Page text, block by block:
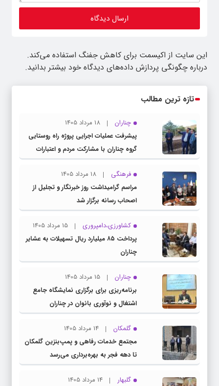
این سایت از اکیسمت برای کاهش جفنگ استفاده می‌کند.
درباره چگونگی پردازش داده‌های دیدگاه خود بیشتر بدانید.
تازه ترین مطالب
چناران
18 مرداد 1405
پیشرفت عملیات اجرایی پروژه راه روستایی
گروه چناران با مشارکت مردم و اعتبارات
دولتی
فرهنگی
18 مرداد 1405
مراسم گرامیداشت روز خبرنگار و تجلیل از
اصحاب رسانه برگزار شد
کشاورزی،دامپروری
15 مرداد 1405
پرداخت ۸۵ میلیارد ریال تسهیلات به عشایر
چناران
چناران
15 مرداد 1405
برنامه‌ریزی برای برگزاری نمایشگاه جامع
اشتغال و نوآوری بانوان در چناران
گلمکان
14 مرداد 1405
مجتمع خدمات رفاهی و پمپ‌بنزین گلمکان
تا دهه فجر به بهره‌برداری می‌رسد
گلبهار
14 مرداد 1405